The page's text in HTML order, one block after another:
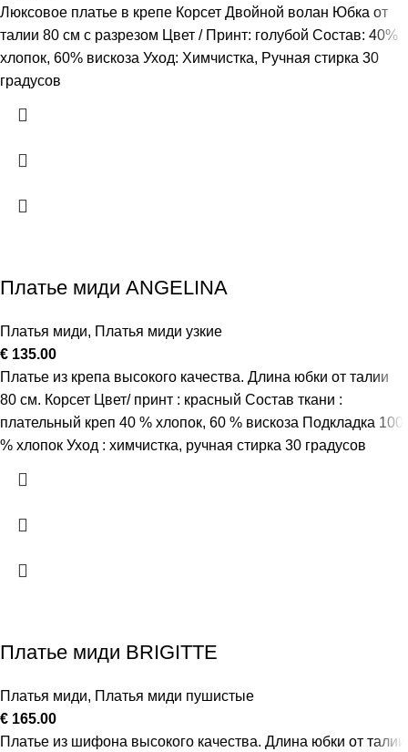
Люксовое платье в крепе Корсет Двойной волан Юбка от
талии 80 см с разрезом Цвет / Принт: голубой Состав: 40%
хлопок, 60% вискоза Уход: Химчистка, Ручная стирка 30
градусов
Платье миди ANGELINA
Платья миди, Платья миди узкие
€ 135.00
Платье из крепа высокого качества. Длина юбки от талии
80 см. Корсет Цвет/ принт : красный Состав ткани :
плательный креп 40 % хлопок, 60 % вискоза Подкладка 100
% хлопок Уход : химчистка, ручная стирка 30 градусов
Платье миди BRIGITTE
Платья миди, Платья миди пушистые
€ 165.00
Платье из шифона высокого качества. Длина юбки от талии